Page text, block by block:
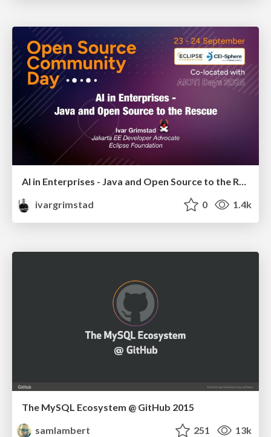
AI in Enterprises - Java and Open Source to the Rescue
ivargrimstad
0 1.4k
The MySQL Ecosystem @ GitHub 2015
samlambert
251 13k